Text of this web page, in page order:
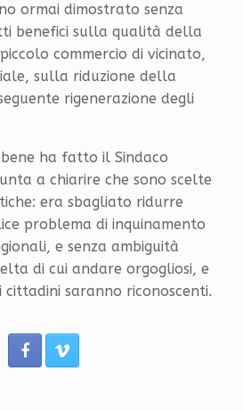
ormai dimostrato senza
benefici sulla qualità della
commercio di vicinato,
sulla riduzione della
rigenerazione degli
ha fatto il Sindaco
a chiarire che sono scelte
era sbagliato ridurre
problema di inquinamento
e senza ambiguità
di cui andare orgogliosi, e
saranno riconoscenti.